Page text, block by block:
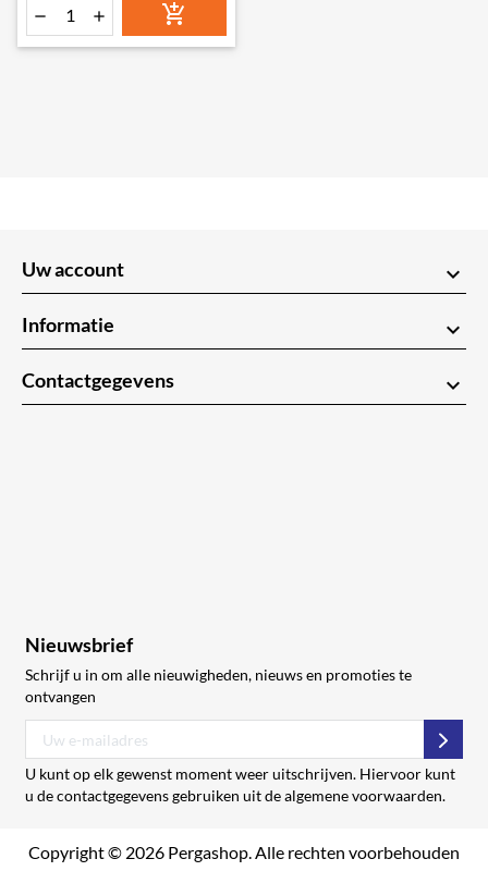
  
Uw account keyboard_arrow_down
Informatie keyboard_arrow_down
Contactgegevens keyboard_arrow_down
Nieuwsbrief
Schrijf u in om alle nieuwigheden, nieuws en promoties te
ontvangen
U kunt op elk gewenst moment weer uitschrijven. Hiervoor kunt
u de contactgegevens gebruiken uit de algemene voorwaarden.
Copyright © 2026 Pergashop. Alle rechten voorbehouden